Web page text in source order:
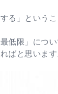
る」というこ
低限」につ
ばと思います